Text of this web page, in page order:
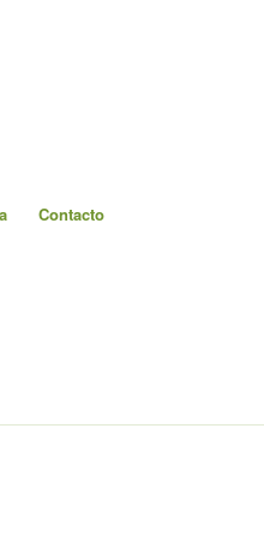
Contacto